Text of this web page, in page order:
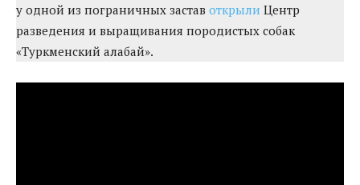
у одной из пограничных застав открыли Центр
разведения и выращивания породистых собак
«Туркменский алабай».